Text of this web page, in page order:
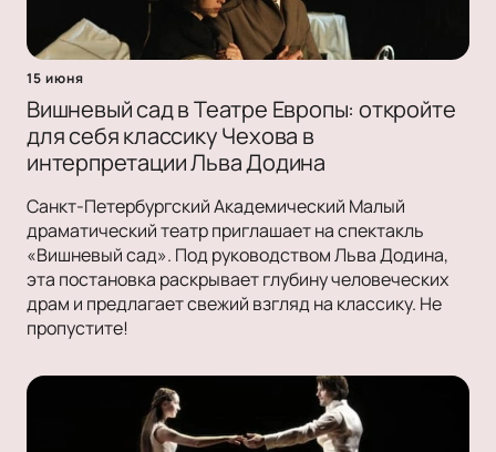
15 июня
Вишневый сад в Театре Европы: откройте
для себя классику Чехова в
интерпретации Льва Додина
Санкт-Петербургский Академический Малый
драматический театр приглашает на спектакль
«Вишневый сад». Под руководством Льва Додина,
эта постановка раскрывает глубину человеческих
драм и предлагает свежий взгляд на классику. Не
пропустите!